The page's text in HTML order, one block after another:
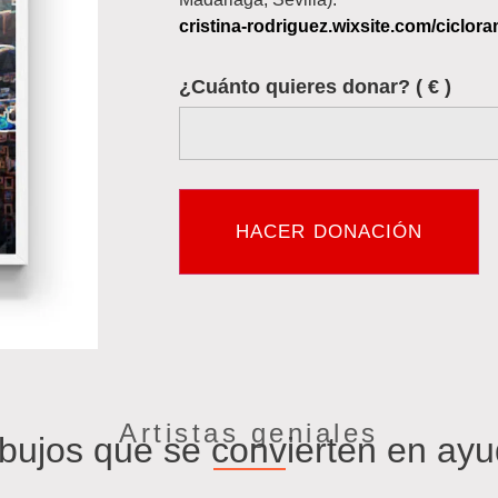
cristina-rodriguez.wixsite.com/
¿Cuánto quieres donar? ( € )
HACER DONACIÓN
Artistas geniales
que se convierten en